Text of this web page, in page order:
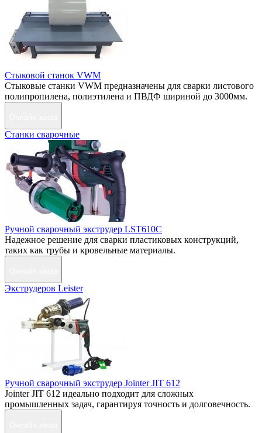
Стыковой станок VWM
Стыковые станки VWM предназначены для сварки листового
полипропилена, полиэтилена и ПВДФ шириной до 3000мм.
Станки сварочные
Ручной сварочный экструдер LST610C
Надежное решение для сварки пластиковых конструкций,
таких как трубы и кровельные материалы.
Экструдеров Leister
Ручной сварочный экструдер Jointer JIT 612
Jointer JIT 612 идеально подходит для сложных
промышленных задач, гарантируя точность и долговечность.